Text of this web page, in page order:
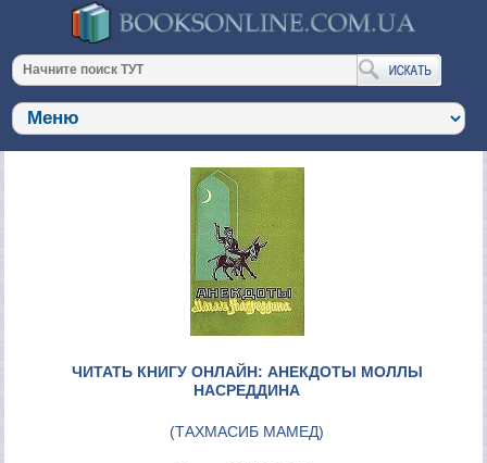
ЧИТАТЬ КНИГУ ОНЛАЙН: АНЕКДОТЫ МОЛЛЫ
НАСРЕДДИНА
(ТАХМАСИБ МАМЕД)